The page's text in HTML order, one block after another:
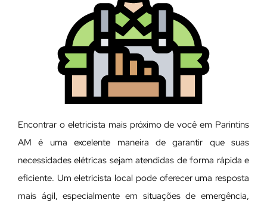
Encontrar o eletricista mais próximo de você em Parintins
AM é uma excelente maneira de garantir que suas
necessidades elétricas sejam atendidas de forma rápida e
eficiente. Um eletricista local pode oferecer uma resposta
mais ágil, especialmente em situações de emergência,